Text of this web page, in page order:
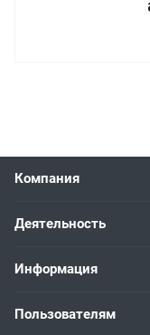
Компания
Деятельность
Информация
Пользователям